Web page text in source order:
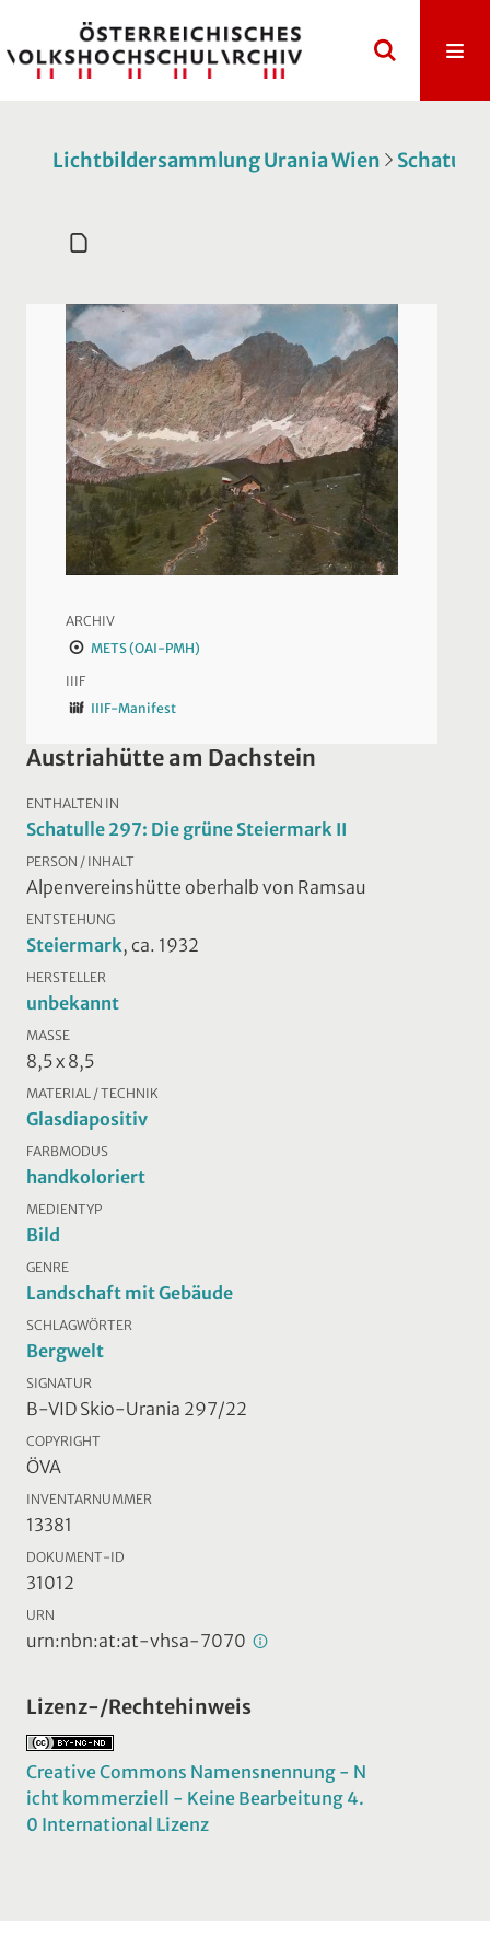
Lichtbildersammlung Urania Wien
ARCHIV
METS (OAI-PMH)
IIIF
IIIF-Manifest
Austriahütte am Dachstein
ENTHALTEN IN
Schatulle 297: Die grüne Steiermark II
PERSON / INHALT
Alpenvereinshütte oberhalb von Ramsau
ENTSTEHUNG
Steiermark, ca. 1932
HERSTELLER
unbekannt
MASSE
8,5 x 8,5
MATERIAL / TECHNIK
Glasdiapositiv
FARBMODUS
handkoloriert
MEDIENTYP
Bild
GENRE
Landschaft mit Gebäude
SCHLAGWÖRTER
Bergwelt
SIGNATUR
B-VID Skio-Urania 297/22
COPYRIGHT
ÖVA
INVENTARNUMMER
13381
DOKUMENT-ID
31012
URN
urn:nbn:at:at-vhsa-7070
Lizenz-/Rechtehinweis
Creative Commons Namensnennung - N
icht kommerziell - Keine Bearbeitung 4.
0 International Lizenz